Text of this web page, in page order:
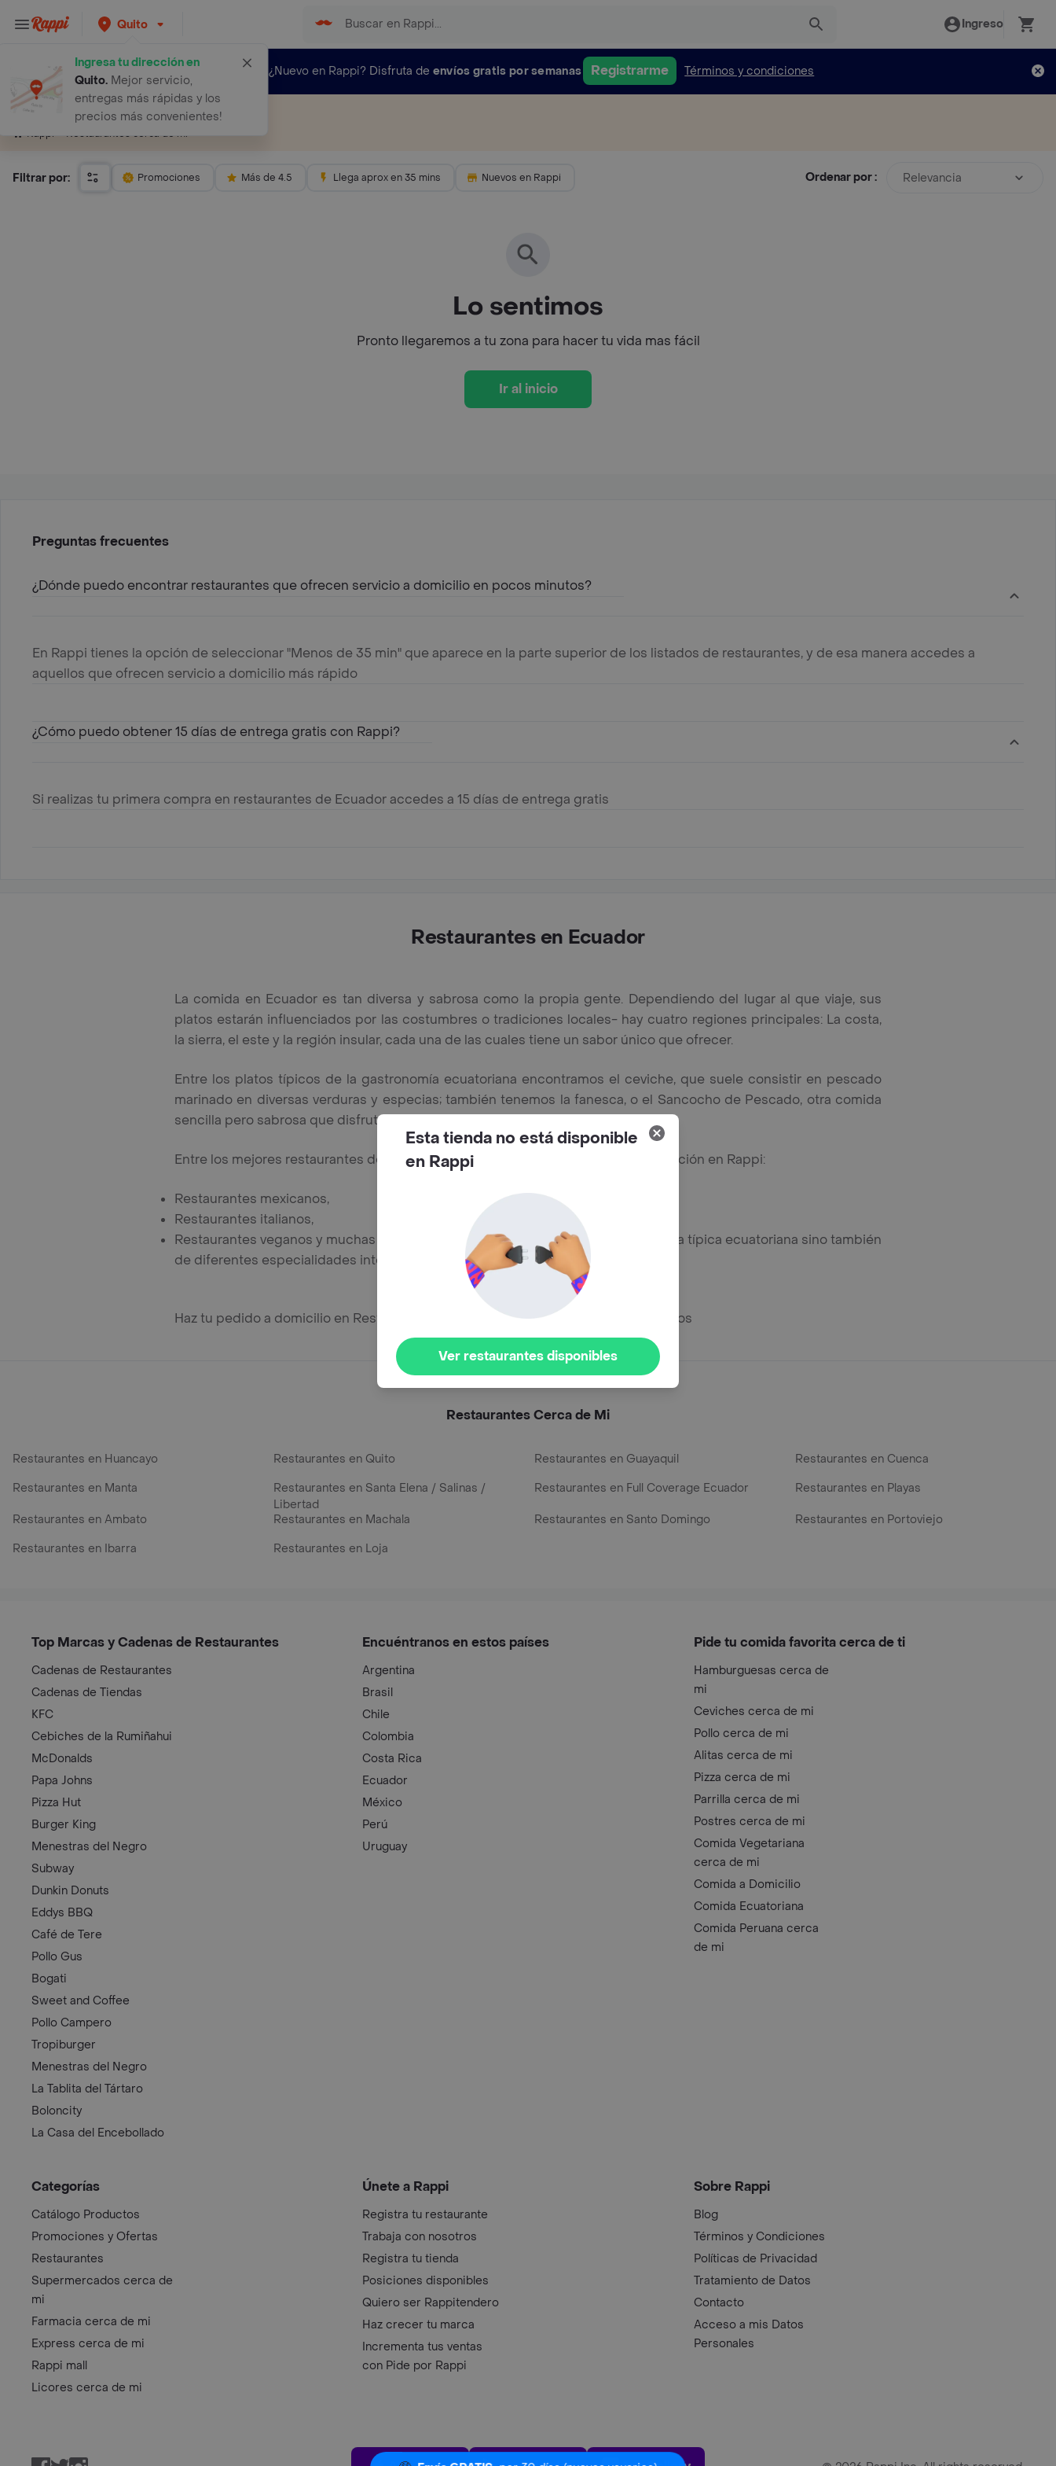
Quito
Ingresa tu dirección en
Quito. Mejor servicio,
entregas más rápidas y los
precios más convenientes!
Ingreso
¿Nuevo en Rappi? Disfruta de envíos gratis por semanas Registrarme Términos y condiciones
Restaurantes cerca de mí
Rappi Restaurantes cerca de mí
Filtrar por: Promociones Más de 4.5 Llega aprox en 35 mins Nuevos en Rappi Ordenar por : Relevancia
Lo sentimos
Pronto llegaremos a tu zona para hacer tu vida mas fácil
Ir al inicio
Preguntas frecuentes
¿Dónde puedo encontrar restaurantes que ofrecen servicio a domicilio en pocos minutos?
En Rappi tienes la opción de seleccionar "Menos de 35 min" que aparece en la parte superior de los listados de restaurantes, y de esa manera accedes a
aquellos que ofrecen servicio a domicilio más rápido
¿Cómo puedo obtener 15 días de entrega gratis con Rappi?
Si realizas tu primera compra en restaurantes de Ecuador accedes a 15 días de entrega gratis
Restaurantes en Ecuador
La comida en Ecuador es tan diversa y sabrosa como la propia gente. Dependiendo del lugar al que viaje, sus
platos estarán influenciados por las costumbres o tradiciones locales- hay cuatro regiones principales: La costa,
la sierra, el este y la región insular, cada una de las cuales tiene un sabor único que ofrecer.
Entre los platos típicos de la gastronomía ecuatoriana encontramos el ceviche, que suele consistir en pescado
marinado en diversas verduras y especias; también tenemos la fanesca, o el Sancocho de Pescado, otra comida
sencilla pero sabrosa que disfrutan muchas personas en este país.
Entre los mejores restaurantes de Ecuador puedes encontrar cercanos a tu ubicación en Rappi:
Restaurantes mexicanos,
Restaurantes italianos,
Restaurantes veganos y muchas opciones más para disfrutar no solo de la comida típica ecuatoriana sino también
de diferentes especialidades internacionales.
Haz tu pedido a domicilio en Restaurantes con Rappi y te lo entregamos en minutos
Restaurantes Cerca de Mi
Restaurantes en Huancayo Restaurantes en Quito Restaurantes en Guayaquil
Restaurantes en Cuenca
Restaurantes en Manta
Restaurantes en Santa Elena / Salinas /
Libertad
Restaurantes en Full Coverage Ecuador Restaurantes en Playas
Restaurantes en Ambato Restaurantes en Machala Restaurantes en Santo Domingo
Restaurantes en Portoviejo
Restaurantes en Ibarra
Restaurantes en Loja
Top Marcas y Cadenas de Restaurantes
Cadenas de Restaurantes
Cadenas de Tiendas
KFC
Cebiches de la Rumiñahui
McDonalds
Papa Johns
Pizza Hut
Burger King
Menestras del Negro
Subway
Dunkin Donuts
Eddys BBQ
Café de Tere
Pollo Gus
Bogati
Sweet and Coffee
Pollo Campero
Tropiburger
Menestras del Negro
La Tablita del Tártaro
Boloncity
La Casa del Encebollado
Encuéntranos en estos países
Argentina
Brasil
Chile
Colombia
Costa Rica
Ecuador
México
Perú
Uruguay
Pide tu comida favorita cerca de ti
Hamburguesas cerca de
mi
Ceviches cerca de mi
Pollo cerca de mi
Alitas cerca de mi
Pizza cerca de mi
Parrilla cerca de mi
Postres cerca de mi
Comida Vegetariana
cerca de mi
Comida a Domicilio
Comida Ecuatoriana
Comida Peruana cerca
de mi
Categorías
Catálogo Productos
Promociones y Ofertas
Restaurantes
Supermercados cerca de
mi
Farmacia cerca de mi
Express cerca de mi
Rappi mall
Licores cerca de mi
Únete a Rappi
Registra tu restaurante
Trabaja con nosotros
Registra tu tienda
Posiciones disponibles
Quiero ser Rappitendero
Haz crecer tu marca
Incrementa tus ventas
con Pide por Rappi
Sobre Rappi
Blog
Términos y Condiciones
Políticas de Privacidad
Tratamiento de Datos
Contacto
Acceso a mis Datos
Personales
App Store Play Store AppGallery
Esta tienda no está disponible
en Rappi
Ver restaurantes disponibles